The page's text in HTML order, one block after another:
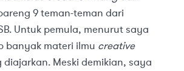
9 teman-teman dari
Untuk pemula, menurut saya
banyak materi ilmu creative
diajarkan. Meski demikian, saya